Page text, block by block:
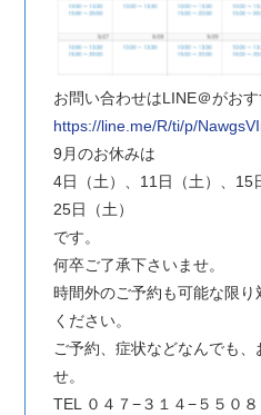
お問い合わせはLINE＠がおす
https://line.me/R/ti/p/
9月のお休みは
4日（土）、11日（土）、15
25日（土）
です。
何卒ご了承下さいませ。
時間外のご予約も可能な限
ください。
ご予約、症状などなんでも
せ。
TEL ０４７−３１４−５５０８